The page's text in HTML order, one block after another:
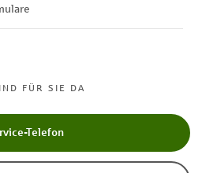
FÜR SIE DA
Telefon